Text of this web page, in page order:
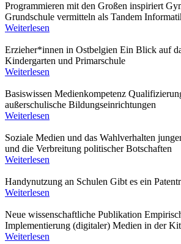
Programmieren mit den Großen inspiriert
Grundschule vermitteln als Tandem
Weiterlesen
Erzieher*innen in Ostbelgien Ein Blick auf
Kindergarten und Primarschule
Weiterlesen
Basiswissen Medienkompetenz
außerschulische Bildungseinrichtungen
Weiterlesen
Soziale Medien und das Wahlverhalten
und die Verbreitung politischer Botschaften
Weiterlesen
Handynutzung an Schulen Gibt es ein
Weiterlesen
Neue wissenschaftliche Publikation
Implementierung (digitaler) Medien in der
Weiterlesen